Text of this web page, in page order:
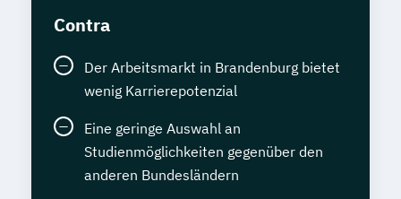
Contra
Der Arbeitsmarkt in Brandenburg bietet
wenig Karrierepotenzial
Eine geringe Auswahl an
Studienmöglichkeiten gegenüber den
anderen Bundesländern